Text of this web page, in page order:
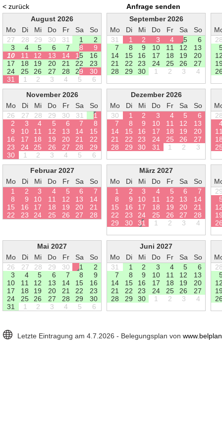
< zurück
Anfrage senden
August 2026
Mo
Di Mi Do Fr Sa
So
27
28 29 30 31 1
2
3
4 5 6 7 8
9
10 1 1 1 2 13 14 15 16
17 18 19 20 21 22 23
24 25 26 27 28 29 30
31 1 2 3 4 5 6
September 2026
Mo
Di Mi Do Fr Sa
So
31
1 2 3 4 5
6
7
8 9 10 1 1 1 2 13
14 15 16 17 18 19 20
21 22 23 24 25 26 27
28 29 30 1 2 3 4
1
1
2
November 2026
Mo
Di Mi Do Fr Sa
So
26
27 28 29 30 31
1
2
3 4 5 6 7
8
9
10 1 1 1 2 13 14 1 5
16 17 18 19 20 21 22
23 24 25 26 27 28 29
30 1 2 3 4 5 6
Dezember 2026
Mo
Di Mi Do Fr Sa
So
30
1 2 3 4 5
6
7
8 9 10 1 1 1 2 13
14 1 5 16 17 18 19 20
21 22 23 24 25 26 27
28 29 30 31 1 2 3
1
1
2
Februar 2027
Mo
Di Mi Do Fr Sa
So
1
2 3 4 5 6
7
8
9 10 1 1 1 2 13 14
1 5 16 17 18 19 20 21
22 23 24 25 26 27 28
März 2027
Mo
Di Mi Do Fr Sa
So
1
2 3 4 5 6
7
8
9 10 1 1 1 2 13 14
1 5 16 17 18 19 20 21
22 23 24 25 26 27 28
29 30 31 1 2 3 4
1
1
2
Mai 2027
Mo
Di Mi Do Fr Sa
So
26
27 28 29 30 1
2
3
4 5 6 7 8
9
10 1 1 1 2 13 14 15 16
17 18 19 20 21 22 23
24 25 26 27 28 29 30
31 1 2 3 4 5 6
Juni 2027
Mo
Di Mi Do Fr Sa
So
31
1 2 3 4 5
6
7
8 9 10 1 1 1 2 13
14 15 16 17 18 19 20
21 22 23 24 25 26 27
28 29 30 1 2 3 4
1
1
2
Letzte Eintragung am 4.7.2026 - Belegungsplan von